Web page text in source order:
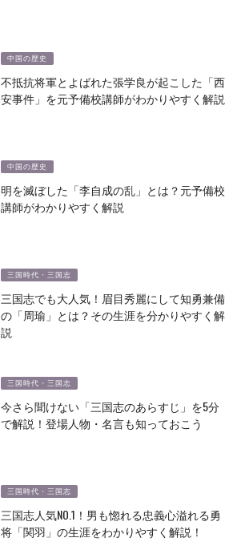
中国の歴史
不抵抗将軍とよばれた張学良が起こした「西
安事件」を元予備校講師がわかりやすく解説
中国の歴史
明を滅ぼした「李自成の乱」とは？元予備校
講師がわかりやすく解説
三国時代・三国志
三国志でも大人気！眉目秀麗にして知勇兼備
の「周瑜」とは？その生涯を分かりやすく解
説
三国時代・三国志
今さら聞けない「三国志のあらすじ」を5分
で解説！登場人物・名言も知っておこう
三国時代・三国志
三国志人気NO.1！男も惚れる忠義心溢れる勇
将「関羽」の生涯をわかりやすく解説！